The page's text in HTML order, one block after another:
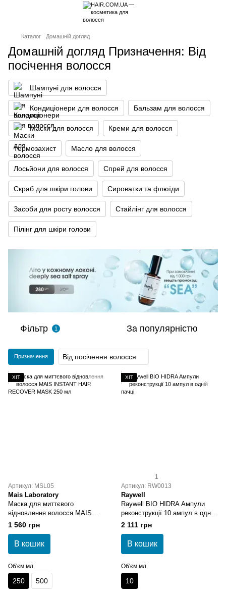
Каталог Домашній догляд
Домашній догляд Призначення: Від
посічення волосся
Шампуні для волосся
Кондиціонери для волосся Бальзам для волосся
Маски для волосся Креми для волосся
Термозахист Масло для волосся
Лосьйони для волосся Спрей для волосся
Скраб для шкіри голови Сироватки та флюїди
Засоби для росту волосся Стайлінг для волосся
Пілінг для шкіри голови
Фільтр 1 За популярністю
Призначення Від посічення волосся
ХІТ
Артикул: MSL05
Mais Laboratory
Маска для миттєвого
відновлення волосся MAIS
INSTANT HAIR RECOVER
MASK 250 мл
1 560 грн
В кошик
Об'єм мл
250 500
ХІТ
1
Артикул: RW0013
Raywell
Raywell BIO HIDRA Ампули
реконструкції 10 ампул в одній
пачці
2 111 грн
В кошик
Об'єм мл
10